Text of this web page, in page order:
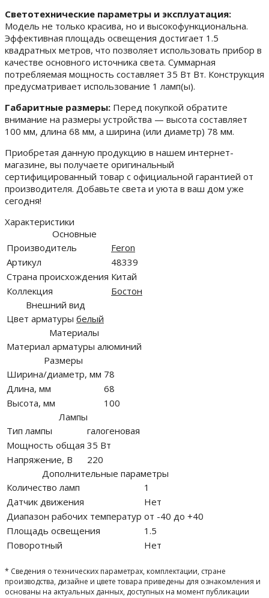
Светотехнические параметры и эксплуатация:
Модель не только красива, но и высокофункциональна.
Эффективная площадь освещения достигает 1.5
квадратных метров, что позволяет использовать прибор в
качестве основного источника света. Суммарная
потребляемая мощность составляет 35 Вт Вт. Конструкция
предусматривает использование 1 ламп(ы).
Габаритные размеры: Перед покупкой обратите
внимание на размеры устройства — высота составляет
100 мм, длина 68 мм, а ширина (или диаметр) 78 мм.
Приобретая данную продукцию в нашем интернет-
магазине, вы получаете оригинальный
сертифицированный товар с официальной гарантией от
производителя. Добавьте света и уюта в ваш дом уже
сегодня!
Характеристики
Основные
Производитель
Feron
Артикул
48339
Страна происхождения Китай
Коллекция
Бостон
Внешний вид
Цвет арматуры белый
Материалы
Материал арматуры алюминий
Размеры
Ширина/диаметр, мм 78
Длина, мм
68
Высота, мм
100
Лампы
Тип лампы
галогеновая
Мощность общая 35 Вт
Напряжение, В
220
Дополнительные параметры
Количество ламп
1
Датчик движения
Нет
Диапазон рабочих температур от -40 до +40
Площадь освещения
1.5
Поворотный
Нет
* Сведения о технических параметрах, комплектации, стране
производства, дизайне и цвете товара приведены для ознакомления и
основаны на актуальных данных, доступных на момент публикации